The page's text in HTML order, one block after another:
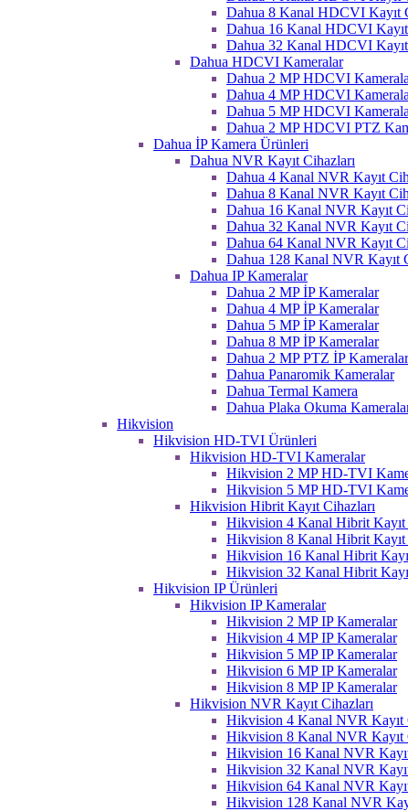
Dahua 8 Kanal HDCVI Kayıt
Dahua 16 Kanal HDCVI Kayıt
Dahua 32 Kanal HDCVI Kayıt
Dahua HDCVI Kameralar
Dahua 2 MP HDCVI
Dahua 4 MP HDCVI
Dahua 5 MP HDCVI
Dahua 2 MP HDCVI PTZ
Dahua İP Kamera Ürünleri
Dahua NVR Kayıt Cihazları
Dahua 4 Kanal NVR Kayıt
Dahua 8 Kanal NVR Kayıt
Dahua 16 Kanal NVR Kayıt
Dahua 32 Kanal NVR Kayıt
Dahua 64 Kanal NVR Kayıt
Dahua 128 Kanal NVR Kayıt
Dahua IP Kameralar
Dahua 2 MP İP Kameralar
Dahua 4 MP İP Kameralar
Dahua 5 MP İP Kameralar
Dahua 8 MP İP Kameralar
Dahua 2 MP PTZ İP Kameralar
Dahua Panaromik Kameralar
Dahua Termal Kamera
Dahua Plaka Okuma
Hikvision
Hikvision HD-TVI Ürünleri
Hikvision HD-TVI Kameralar
Hikvision 2 MP HD-TVI
Hikvision 5 MP HD-TVI
Hikvision Hibrit Kayıt Cihazları
Hikvision 4 Kanal Hibrit Kayıt
Hikvision 8 Kanal Hibrit Kayıt
Hikvision 16 Kanal Hibrit
Hikvision 32 Kanal Hibrit
Hikvision IP Ürünleri
Hikvision IP Kameralar
Hikvision 2 MP IP Kameralar
Hikvision 4 MP IP Kameralar
Hikvision 5 MP IP Kameralar
Hikvision 6 MP IP Kameralar
Hikvision 8 MP IP Kameralar
Hikvision NVR Kayıt Cihazları
Hikvision 4 Kanal NVR Kayıt
Hikvision 8 Kanal NVR Kayıt
Hikvision 16 Kanal NVR
Hikvision 32 Kanal NVR
Hikvision 64 Kanal NVR
Hikvision 128 Kanal NVR